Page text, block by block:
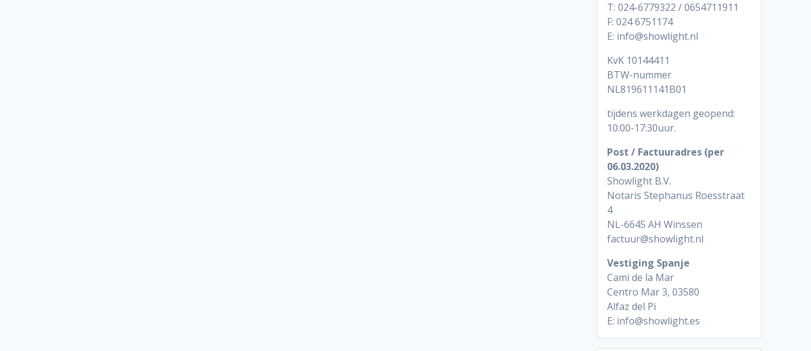
T: 024-6779322 / 0654711911
F: 024 6751174
E: info@showlight.nl
KvK 10144411
BTW-nummer
NL819611141B01
tijdens werkdagen geopend:
10:00-17:30uur.
Post / Factuuradres (per
06.03.2020)
Showlight B.V.
Notaris Stephanus Roesstraat
4
NL-6645 AH Winssen
factuur@showlight.nl
Vestiging Spanje
Cami de la Mar
Centro Mar 3, 03580
Alfaz del Pi
E: info@showlight.es